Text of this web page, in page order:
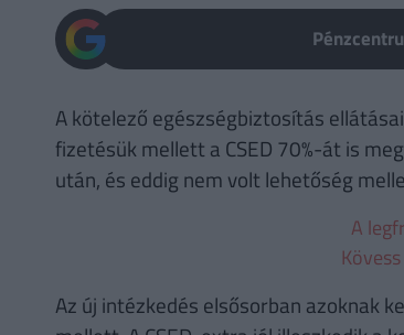
A kötelező egészségbiztosítás
fizetésük mellett a CSED 70%-át is
után, és eddig nem volt lehetőség
A
Az új intézkedés elsősorban azoknak